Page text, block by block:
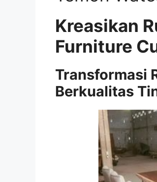
Kreasikan
Furniture
Transformasi
Berkualitas